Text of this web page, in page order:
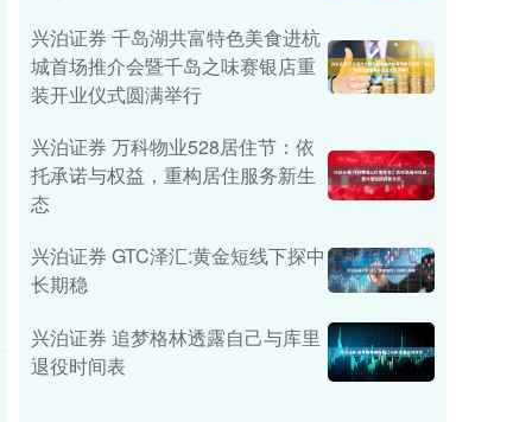
兴泊证券 千岛湖共富特色美食进杭
城首场推介会暨千岛之味赛银店重
装开业仪式圆满举行
兴泊证券 万科物业528居住节：依
托承诺与权益，重构居住服务新生
态
兴泊证券 GTC泽汇:黄金短线下探中
长期稳
兴泊证券 追梦格林透露自己与库里
退役时间表